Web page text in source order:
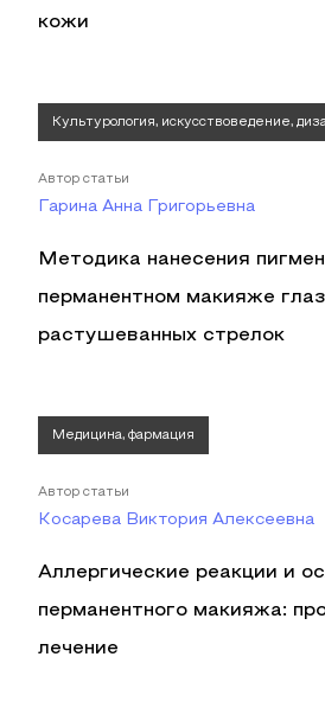
кожи
Культурология, искусствоведение,
Автор статьи
Гарина Анна Григорьевна
Методика нанесения
перманентном макияже
растушеванных стрелок
Медицина, фармация
Автор статьи
Косарева Виктория Алексеевна
Аллергические реакции и
перманентного макияжа:
лечение